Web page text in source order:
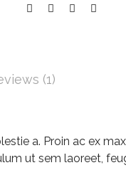
(1)
a. Proin ac ex
ut sem laoreet,